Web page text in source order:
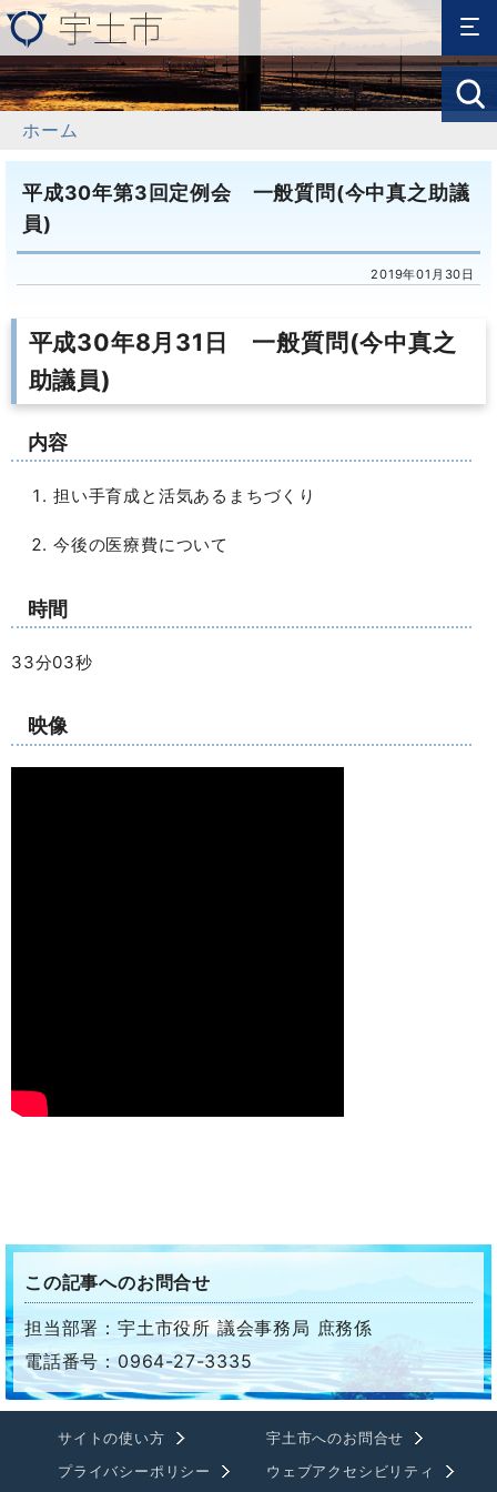
ホーム
平成30年第3回定例会 一般質問(今中真之助議
員)
2019年01月30日
平成30年8月31日 一般質問(今中真之
助議員)
内容
担い手育成と活気あるまちづくり
今後の医療費について
時間
33分03秒
映像
この記事へのお問合せ
担当部署：宇土市役所 議会事務局 庶務係
電話番号：0964-27-3335
サイトの使い方
宇土市へのお問合せ
プライバシーポリシー
ウェブアクセシビリティ